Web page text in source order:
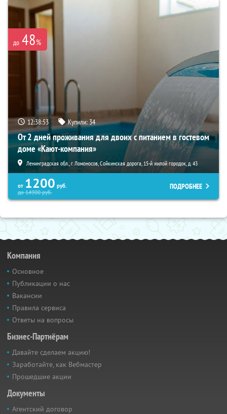
до 48%
12:38:52 Купили:34
От 2 дней проживания для двоих с питанием в гостевом
доме «Кают-компания»
Ленинградская обл., г. Ломоносов, Сойкинская дорога, 15-й жилой городок, д. 43
от 1200 руб.
до14900руб.
ПОДРОБНЕЕ
Компания
Основное
Публикации о нас
Вакансии
Правила сервиса
Ответы на вопросы
Бизнес-Партнёрам
Давайте сделаем акцию!
Заработайте, как Вебмастер
Прошедшие акции
Документы
Агентский договор